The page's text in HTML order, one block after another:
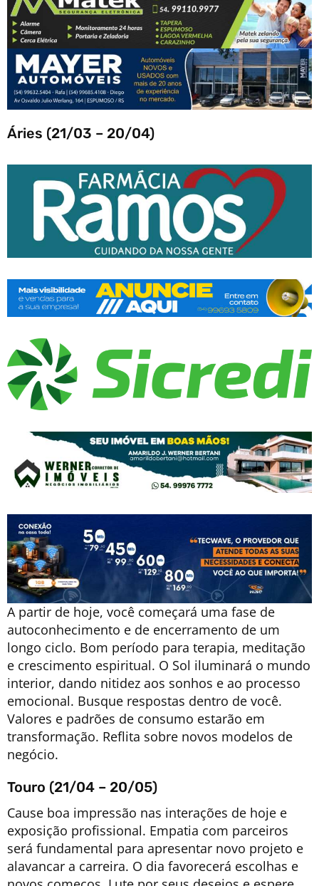
Áries (21/03 – 20/04)
A partir de hoje, você começará uma fase de
autoconhecimento e de encerramento de um
longo ciclo. Bom período para terapia, meditação
e crescimento espiritual. O Sol iluminará o mundo
interior, dando nitidez aos sonhos e ao processo
emocional. Busque respostas dentro de você.
Valores e padrões de consumo estarão em
transformação. Reflita sobre novos modelos de
negócio.
Touro (21/04 – 20/05)
Cause boa impressão nas interações de hoje e
exposição profissional. Empatia com parceiros
será fundamental para apresentar novo projeto e
alavancar a carreira. O dia favorecerá escolhas e